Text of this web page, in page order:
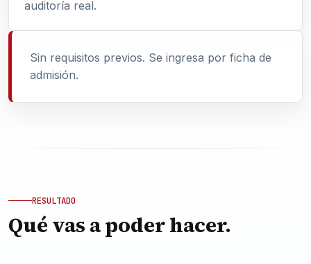
auditoría real.
Sin requisitos previos. Se ingresa por ficha de
admisión.
RESULTADO
Qué vas a poder hacer.